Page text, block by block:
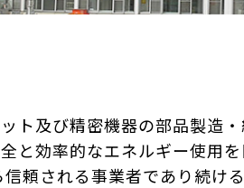
ト及び精密機器の部品製造
と効率的なエネルギー使用
頼される事業者であり続ける